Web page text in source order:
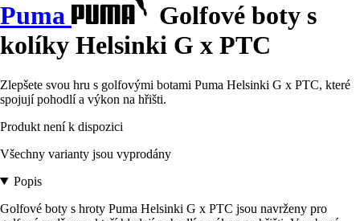
Puma
Golfové boty s
kolíky Helsinki G x PTC
Zlepšete svou hru s golfovými botami Puma Helsinki G x PTC, které
spojují pohodlí a výkon na hřišti.
Produkt není k dispozici
Všechny varianty jsou vyprodány
Popis
Golfové boty s hroty Puma Helsinki G x PTC jsou navrženy pro